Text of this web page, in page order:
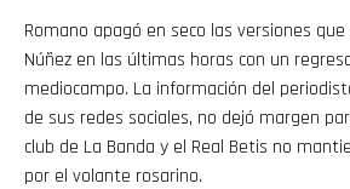
Romano apagó en seco las versiones
Núñez en las últimas horas con un
mediocampo. La información del
de sus redes sociales, no dejó margen
club de La Banda y el Real Betis no
por el volante rosarino.